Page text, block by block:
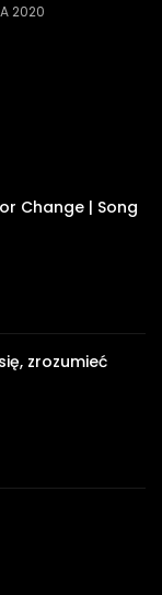
2020
Change | Song
zrozumieć